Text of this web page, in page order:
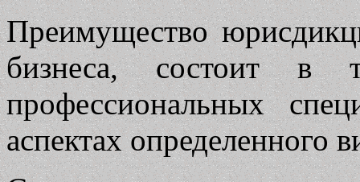
Преимущество
бизнеса, состоит в
профессиональных
аспектах определенного